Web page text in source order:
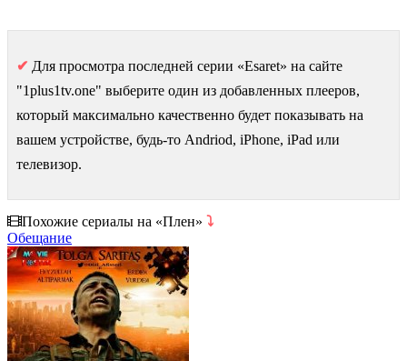
✔ Для просмотра последней серии «Esaret» на сайте
"1plus1tv.one" выберите один из добавленных плееров,
который максимально качественно будет показывать на
вашем устройстве, будь-то Andriod, iPhone, iPad или
телевизор.
Похожие сериалы на «Плен» ⤵
Обещание